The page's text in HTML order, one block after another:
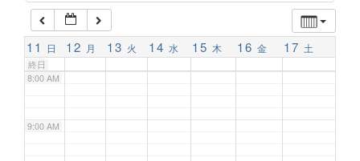
11 日 12 月 13 火 14 水 15 木 16 金 17 土
終日
7:00 AM
8:00 AM
9:00 AM